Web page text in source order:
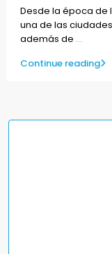
Desde la época de
una de las
además de ...
Continue reading